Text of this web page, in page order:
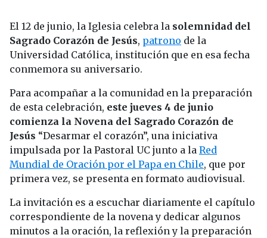
El 12 de junio, la Iglesia celebra la solemnidad del
Sagrado Corazón de Jesús, patrono de la
Universidad Católica, institución que en esa fecha
conmemora su aniversario.
Para acompañar a la comunidad en la preparación
de esta celebración, este jueves 4 de junio
comienza la Novena del Sagrado Corazón de
Jesús “Desarmar el corazón”, una iniciativa
impulsada por la Pastoral UC junto a la Red
Mundial de Oración por el Papa en Chile, que por
primera vez, se presenta en formato audiovisual.
La invitación es a escuchar diariamente el capítulo
correspondiente de la novena y dedicar algunos
minutos a la oración, la reflexión y la preparación